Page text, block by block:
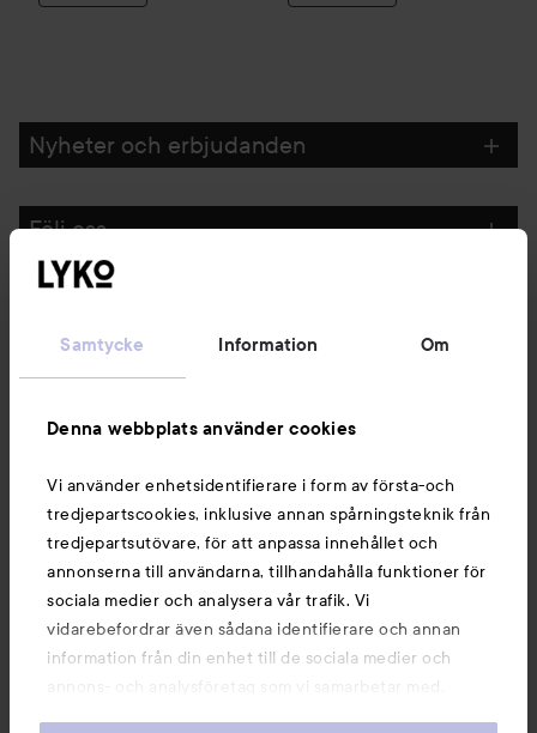
Samtycke Information Om
Denna webbplats använder cookies
Vi använder enhetsidentifierare i form av första-och
tredjepartscookies, inklusive annan spårningsteknik från
tredjepartsutövare, för att anpassa innehållet och
annonserna till användarna, tillhandahålla funktioner för
sociala medier och analysera vår trafik. Vi
vidarebefordrar även sådana identifierare och annan
information från din enhet till de sociala medier och
annons- och analysföretag som vi samarbetar med.
Nyheter och erbjudanden
Följ oss
Du kanske också gillar